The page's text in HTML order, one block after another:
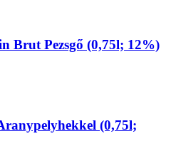
Brut Pezsgő (0,75l; 12%)
(0,75l;